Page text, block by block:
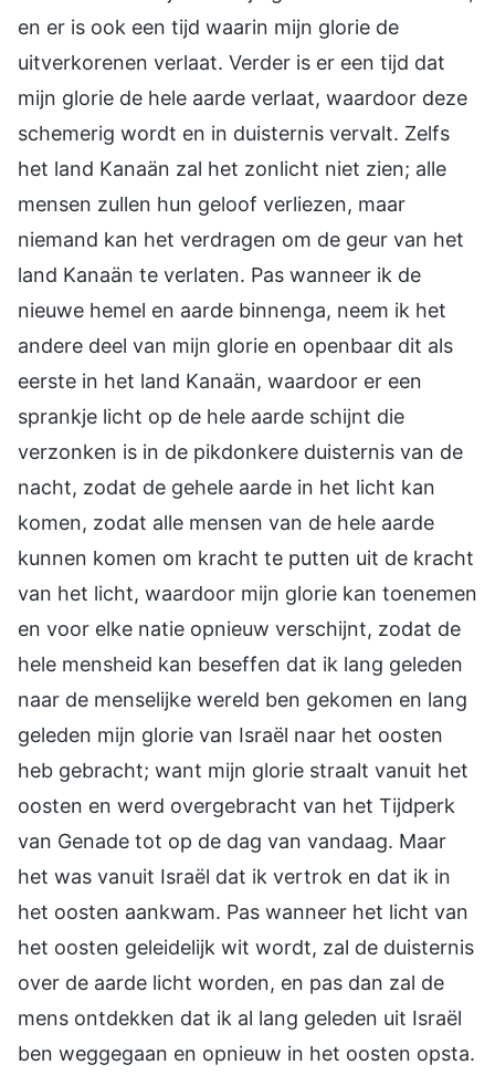
en er is ook een tijd waarin mijn glorie de
uitverkorenen verlaat. Verder is er een tijd dat
mijn glorie de hele aarde verlaat, waardoor deze
schemerig wordt en in duisternis vervalt. Zelfs
het land Kanaän zal het zonlicht niet zien; alle
mensen zullen hun geloof verliezen, maar
niemand kan het verdragen om de geur van het
land Kanaän te verlaten. Pas wanneer ik de
nieuwe hemel en aarde binnenga, neem ik het
andere deel van mijn glorie en openbaar dit als
eerste in het land Kanaän, waardoor er een
sprankje licht op de hele aarde schijnt die
verzonken is in de pikdonkere duisternis van de
nacht, zodat de gehele aarde in het licht kan
komen, zodat alle mensen van de hele aarde
kunnen komen om kracht te putten uit de kracht
van het licht, waardoor mijn glorie kan toenemen
en voor elke natie opnieuw verschijnt, zodat de
hele mensheid kan beseffen dat ik lang geleden
naar de menselijke wereld ben gekomen en lang
geleden mijn glorie van Israël naar het oosten
heb gebracht; want mijn glorie straalt vanuit het
oosten en werd overgebracht van het Tijdperk
van Genade tot op de dag van vandaag. Maar
het was vanuit Israël dat ik vertrok en dat ik in
het oosten aankwam. Pas wanneer het licht van
het oosten geleidelijk wit wordt, zal de duisternis
over de aarde licht worden, en pas dan zal de
mens ontdekken dat ik al lang geleden uit Israël
ben weggegaan en opnieuw in het oosten opsta.